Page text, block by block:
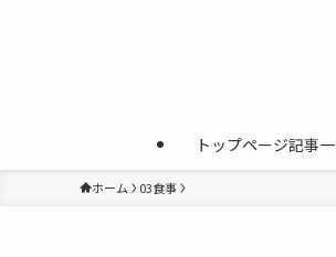
トップページ記事
ホーム 03食事